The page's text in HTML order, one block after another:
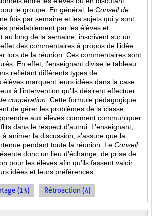
le groupe. En général, le Conseil de
fois par semaine et les sujets qui y sont
préalablement par les élèves et
au long de la semaine, inscrivent sur un
des commentaires à propos de l’idée
lors de la réunion. Ces commentaires sont
En effet, l’enseignant divise le tableau
reflétant différents types de
élèves marquent leurs idées dans la case
à l’intervention qu’ils désirent effectuer
coopération . Cette formule pédagogique
de gérer les problèmes de la classe,
aux élèves comment communiquer
dans le respect d’autrui. L’enseignant,
animer la discussion, s’assure que la
pendant toute la réunion. Le Conseil
donc un lieu d’échange, de prise de
pour les élèves afin qu’ils fassent valoir
idées et leurs préférences.
(13) Rétroaction (4)